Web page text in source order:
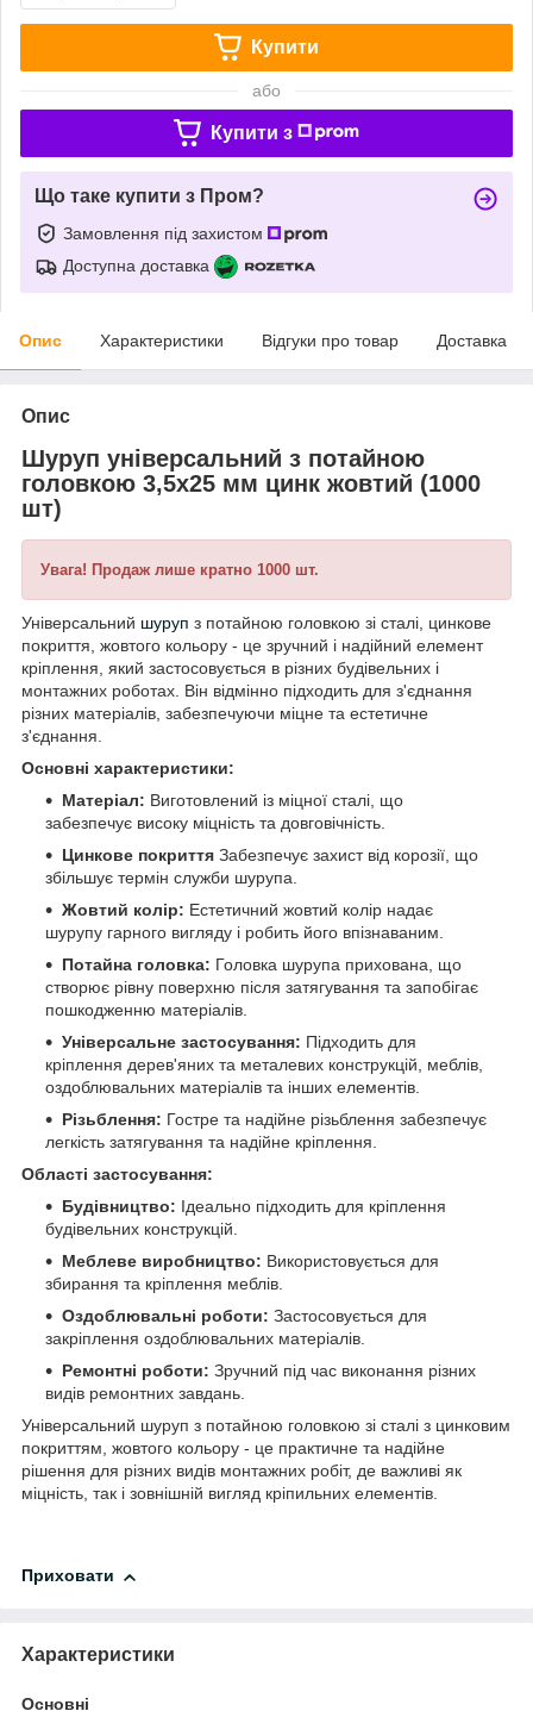
Купити
або
Купити з
Що таке купити з Пром?
Замовлення під захистом
Доступна доставка
Опис Характеристики Відгуки про товар Доставка
Опис
Шуруп універсальний з потайною
головкою 3,5х25 мм цинк жовтий (1000
шт)
Увага! Продаж лише кратно 1000 шт.
Універсальний шуруп з потайною головкою зі сталі, цинкове
покриття, жовтого кольору - це зручний і надійний елемент
кріплення, який застосовується в різних будівельних і
монтажних роботах. Він відмінно підходить для з'єднання
різних матеріалів, забезпечуючи міцне та естетичне
з'єднання.
Основні характеристики:
Матеріал: Виготовлений із міцної сталі, що
забезпечує високу міцність та довговічність.
Цинкове покриття Забезпечує захист від корозії, що
збільшує термін служби шурупа.
Жовтий колір: Естетичний жовтий колір надає
шурупу гарного вигляду і робить його впізнаваним.
Потайна головка: Головка шурупа прихована, що
створює рівну поверхню після затягування та запобігає
пошкодженню матеріалів.
Універсальне застосування: Підходить для
кріплення дерев'яних та металевих конструкцій, меблів,
оздоблювальних матеріалів та інших елементів.
Різьблення: Гостре та надійне різьблення забезпечує
легкість затягування та надійне кріплення.
Області застосування:
Будівництво: Ідеально підходить для кріплення
будівельних конструкцій.
Меблеве виробництво: Використовується для
збирання та кріплення меблів.
Оздоблювальні роботи: Застосовується для
закріплення оздоблювальних матеріалів.
Ремонтні роботи: Зручний під час виконання різних
видів ремонтних завдань.
Універсальний шуруп з потайною головкою зі сталі з цинковим
покриттям, жовтого кольору - це практичне та надійне
рішення для різних видів монтажних робіт, де важливі як
міцність, так і зовнішній вигляд кріпильних елементів.
Приховати
Характеристики
Основні